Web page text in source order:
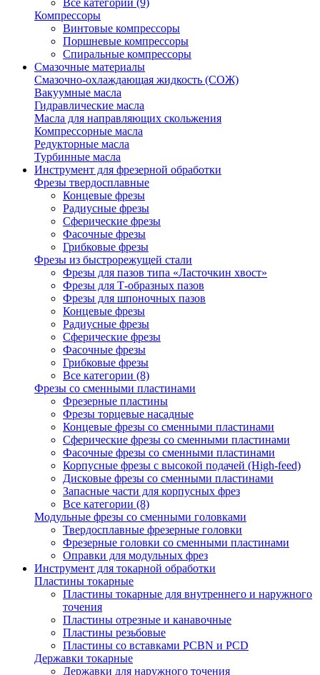
Все категории (9)
Компрессоры
Винтовые компрессоры
Поршневые компрессоры
Спиральные компрессоры
Смазочные материалы
Смазочно-охлаждающая жидкость (СОЖ)
Вакуумные масла
Гидравлические масла
Масла для направляющих скольжения
Компрессорные масла
Редукторные масла
Турбинные масла
Инструмент для фрезерной обработки
Фрезы твердосплавные
Концевые фрезы
Радиусные фрезы
Сферические фрезы
Фасочные фрезы
Грибковые фрезы
Фрезы из быстрорежущей стали
Фрезы для пазов типа «Ласточкин хвост»
Фрезы для Т-образных пазов
Фрезы для шпоночных пазов
Концевые фрезы
Радиусные фрезы
Сферические фрезы
Фасочные фрезы
Грибковые фрезы
Все категории (8)
Фрезы со сменными пластинами
Фрезерные пластины
Фрезы торцевые насадные
Концевые фрезы со сменными пластинами
Сферические фрезы со сменными пластинами
Фасочные фрезы со сменными пластинами
Корпусные фрезы с высокой подачей (High-feed)
Дисковые фрезы со сменными пластинами
Запасные части для корпусных фрез
Все категории (8)
Модульные фрезы со сменными головками
Твердосплавные фрезерные головки
Фрезерные головки со сменными пластинами
Оправки для модульных фрез
Инструмент для токарной обработки
Пластины токарные
Пластины токарные для внутреннего и наружного
точения
Пластины отрезные и канавочные
Пластины резьбовые
Пластины со вставками PCBN и PCD
Державки токарные
Державки для наружного точения